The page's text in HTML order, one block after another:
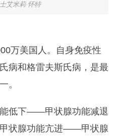
艾米莉·怀特
万美国人。自身免疫性
病和格雷夫斯氏病，是最
。
低下——甲状腺功能减退
状腺功能亢进——甲状腺